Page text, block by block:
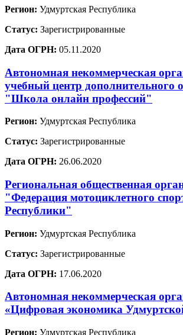
Регион: Удмуртская Республика
Статус: Зарегистрированные
Дата ОГРН: 05.11.2020
Автономная некоммерческая
учебный центр дополнительного
"Школа онлайн профессий"
Регион: Удмуртская Республика
Статус: Зарегистрированные
Дата ОГРН: 26.06.2020
Региональная общественная
"Федерация мотоциклетного
Республики"
Регион: Удмуртская Республика
Статус: Зарегистрированные
Дата ОГРН: 17.06.2020
Автономная некоммерческая
«Цифровая экономика
Регион: Удмуртская Республика